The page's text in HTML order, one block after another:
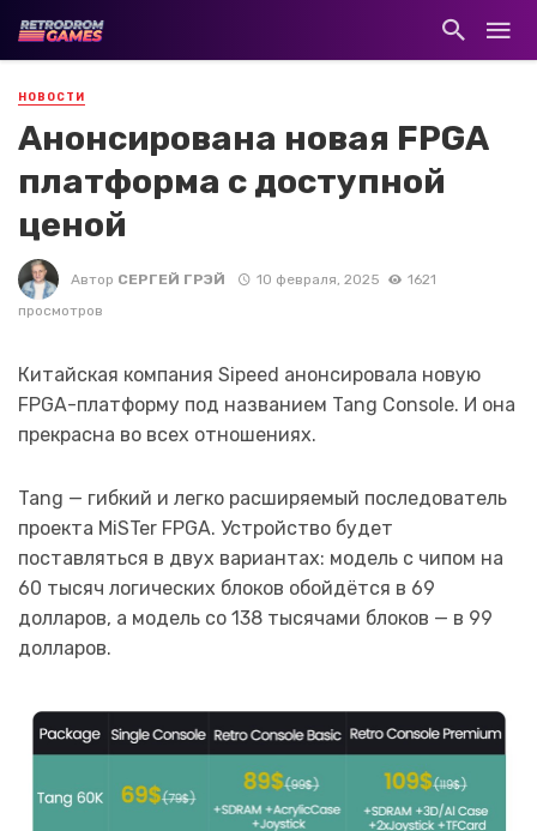
НОВОСТИ
Анонсирована новая FPGA
платформа с доступной
ценой
Автор СЕРГЕЙ ГРЭЙ 10 февраля, 2025
1621
просмотров
Китайская компания Sipeed анонсировала новую
FPGA-платформу под названием Tang Console. И она
прекрасна во всех отношениях.
Tang — гибкий и легко расширяемый последователь
проекта MiSTer FPGA. Устройство будет
поставляться в двух вариантах: модель с чипом на
60 тысяч логических блоков обойдётся в 69
долларов, а модель со 138 тысячами блоков — в 99
долларов.